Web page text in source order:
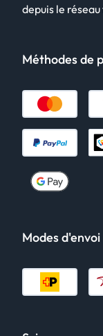
depuis le réseau
Méthodes de
Modes d'envoi